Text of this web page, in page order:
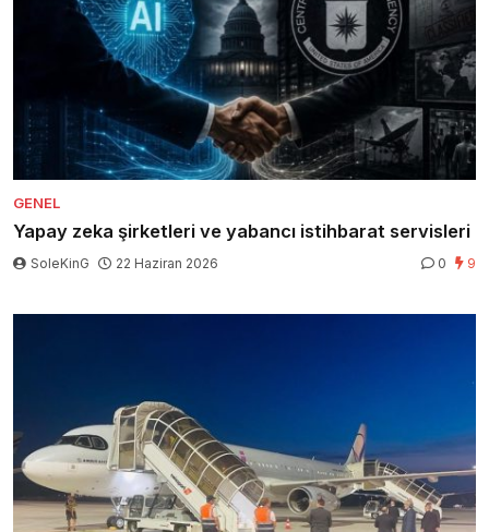
GENEL
Yapay zeka şirketleri ve yabancı istihbarat servisleri
SoleKinG 22 Haziran 2026 0 9